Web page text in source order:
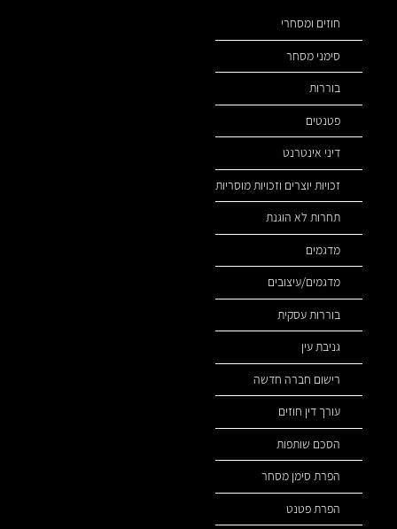
חוזים ומסחרי
סימני מסחר
בוררות
פטנטים
דיני אינטרנט
זכויות יוצרים וזכויות מוסריות
תחרות לא הוגנת
מדגמים
מדגמים/עיצובים
בוררות עסקית
גניבת עין
רישום חברה חדשה
עורך דין חוזים
הסכם שותפות
הפרת סימן מסחר
הפרת פטנט